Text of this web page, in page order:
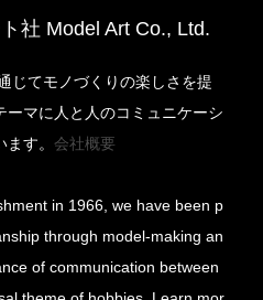
社 Model Art Co., Ltd.
じてモノづくりの楽しさを提
マに人と人のコミュニケーシ
ます。会社概要
in 1966, we have been p
through model-making an
of communication between